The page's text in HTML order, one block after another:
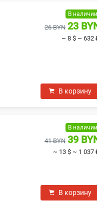
В наличии
26 BYN 23
~ 8 $ ~ 632
В корзину
В наличии
41 BYN 39
~ 13 $ ~ 1 037
В корзину